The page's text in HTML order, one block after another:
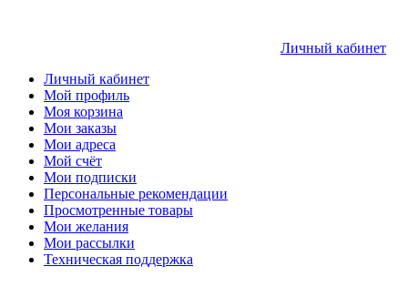
Личный кабинет
Личный кабинет
Мой профиль
Моя корзина
Мои заказы
Мои адреса
Мой счёт
Мои подписки
Персональные рекомендации
Просмотренные товары
Мои желания
Мои рассылки
Техническая поддержка